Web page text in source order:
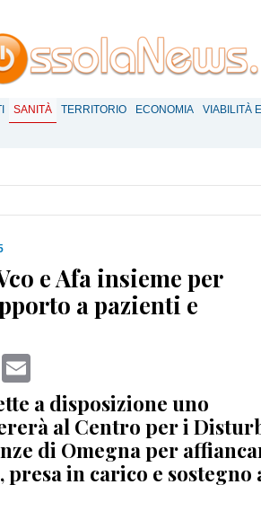
SANITÀ TERRITORIO ECONOMIA VIABILITÀ
e Afa insieme per
a pazienti e
WhatsApp
a disposizione uno
al Centro per i
di Omegna per
in carico e sostegno